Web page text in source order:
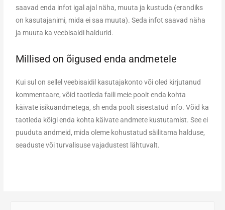
saavad enda infot igal ajal näha, muuta ja kustuda (erandiks
on kasutajanimi, mida ei saa muuta). Seda infot saavad näha
ja muuta ka veebisaidi haldurid.
Millised on õigused enda andmetele
Kui sul on sellel veebisaidil kasutajakonto või oled kirjutanud
kommentaare, võid taotleda faili meie poolt enda kohta
käivate isikuandmetega, sh enda poolt sisestatud info. Võid ka
taotleda kõigi enda kohta käivate andmete kustutamist. See ei
puuduta andmeid, mida oleme kohustatud säilitama halduse,
seaduste või turvalisuse vajadustest lähtuvalt.